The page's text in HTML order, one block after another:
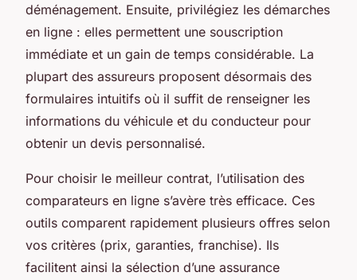
déménagement. Ensuite, privilégiez les démarches
en ligne : elles permettent une souscription
immédiate et un gain de temps considérable. La
plupart des assureurs proposent désormais des
formulaires intuitifs où il suffit de renseigner les
informations du véhicule et du conducteur pour
obtenir un devis personnalisé.
Pour choisir le meilleur contrat, l’utilisation des
comparateurs en ligne s’avère très efficace. Ces
outils comparent rapidement plusieurs offres selon
vos critères (prix, garanties, franchise). Ils
facilitent ainsi la sélection d’une assurance